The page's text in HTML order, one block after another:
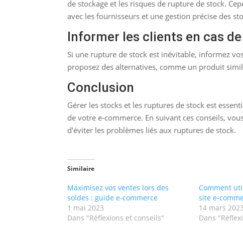
de stockage et les risques de rupture de stock.
avec les fournisseurs et une gestion précise des
Informer les clients en cas
Si une rupture de stock est inévitable, informez
proposez des alternatives, comme un produit
Conclusion
Gérer les stocks et les ruptures de stock est
de votre e-commerce. En suivant ces conseils,
d'éviter les problèmes liés aux ruptures de stock.
Similaire
Maximisez vos ventes lors des
soldes : guide e-commerce
1 mai 2023
Dans "Réflexions et conseils"
Comment
site e-
14 mars 2023
Dans